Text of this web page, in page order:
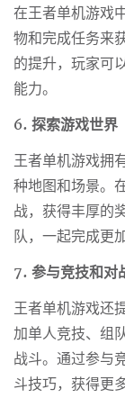
在王者单机游戏
物和完成任务来
的提升，玩家可
能力。
6. 探索游戏世界
王者单机游戏拥
种地图和场景。
战，获得丰厚的
队，一起完成更
7. 参与竞技和对
王者单机游戏还
加单人竞技、组
战斗。通过参与
斗技巧，获得更